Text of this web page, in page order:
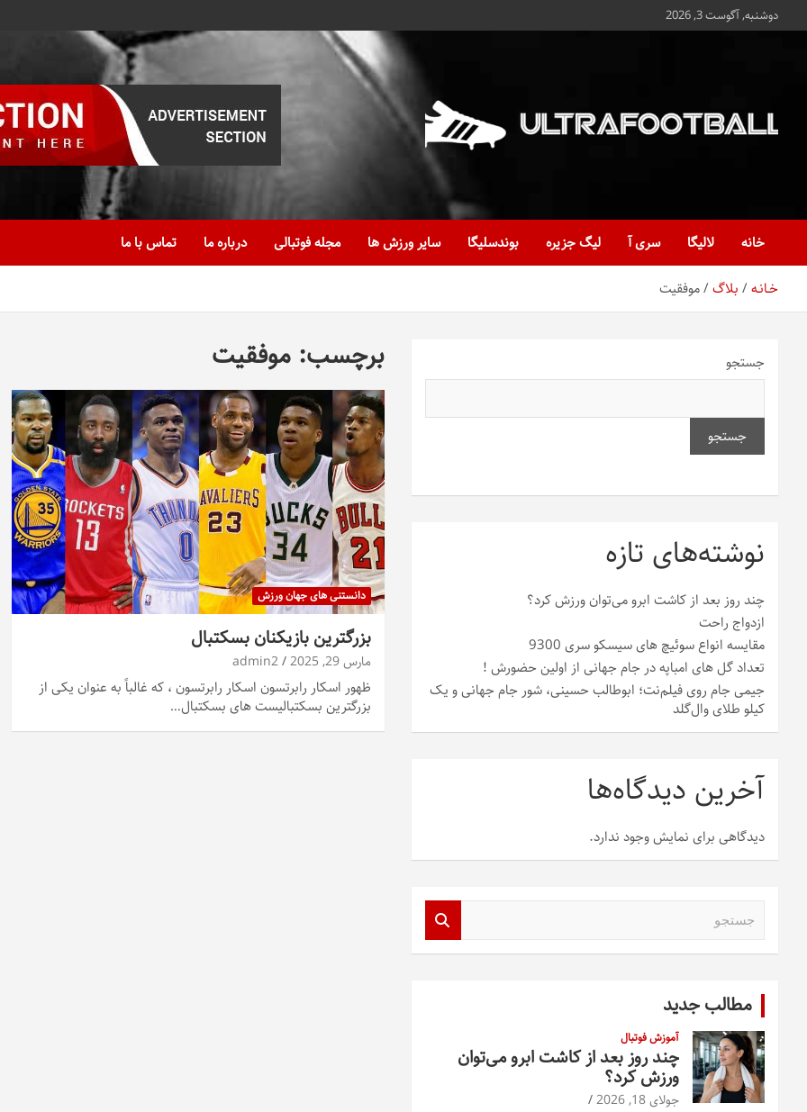
محتوا
دوشنبه, آگوست 3, 2026
Ultrafootball
خانه
لالیگا سری آ لیگ جزیره بوندسلیگا سایر ورزش ها مجله فوتبالی درباره ما تماس با ما
خـانـه بلاگ موفقیت
برچسب: موفقیت
دانستنی های جهان ورزش
بزرگترین بازیکنان بسکتبال
مارس 29, 2025 admin2
ظهور اسکار رابرتسون اسکار رابرتسون ، که غالباً به عنوان یکی از
بزرگترین بسکتبالیست های بسکتبال…
جستجو
جستجو
نوشته‌های تازه
چند روز بعد از کاشت ابرو می‌توان ورزش کرد؟
ازدواج راحت
مقایسه انواع سوئیچ های سیسکو سری 9300
تعداد گل های امباپه در جام جهانی از اولین حضورش !
جیمی جام روی فیلم‌نت؛ ابوطالب حسینی، شور جام جهانی و یک
کیلو طلای وال‌گلد
آخرین دیدگاه‌ها
دیدگاهی برای نمایش وجود ندارد.
مطالب جدید
آموزش فوتبال
چند روز بعد از کاشت ابرو می‌توان
ورزش کرد؟
جولای 18, 2026